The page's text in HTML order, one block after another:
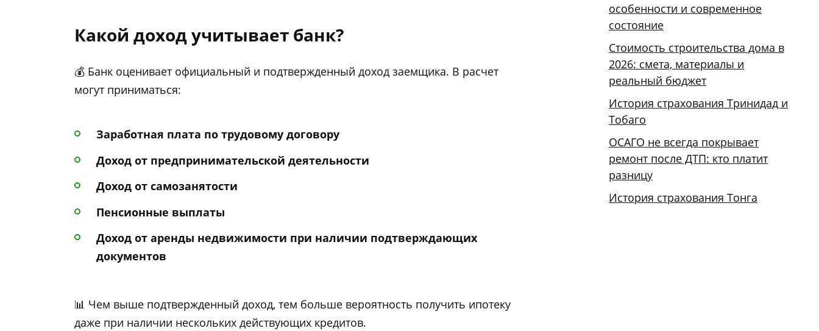
Какой доход учитывает банк?
💰 Банк оценивает официальный и подтвержденный доход заемщика. В расчет
могут приниматься:
Заработная плата по трудовому договору
Доход от предпринимательской деятельности
Доход от самозанятости
Пенсионные выплаты
Доход от аренды недвижимости при наличии подтверждающих
документов
📊 Чем выше подтвержденный доход, тем больше вероятность получить ипотеку
даже при наличии нескольких действующих кредитов.
особенности и современное
состояние
Стоимость строительства дома в
2026: смета, материалы и
реальный бюджет
История страхования Тринидад и
Тобаго
ОСАГО не всегда покрывает
ремонт после ДТП: кто платит
разницу
История страхования Тонга